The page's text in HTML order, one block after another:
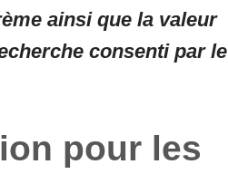
ainsi que la valeur
consenti par le
pour les